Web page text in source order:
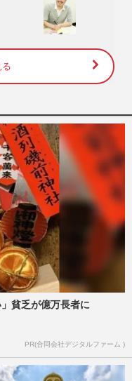
貧乏が億万長者に
PR(合同会社デジタルファーム )